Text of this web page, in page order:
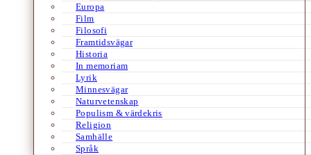
Europa
Film
Filosofi
Framtidsvägar
Historia
In memoriam
Lyrik
Minnesvägar
Naturvetenskap
Populism & värdekris
Religion
Samhälle
Språk